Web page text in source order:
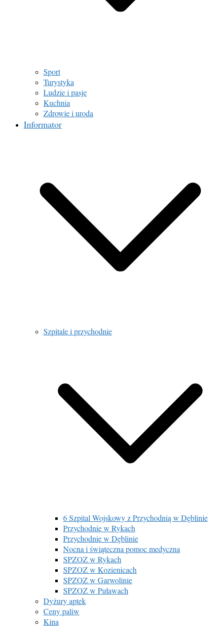
Sport
Turystyka
Ludzie i pasje
Kuchnia
Zdrowie i uroda
Informator
Szpitale i przychodnie
6 Szpital Wojskowy z Przychodnią w Dęblinie
Przychodnie w Rykach
Przychodnie w Dęblinie
Nocna i świąteczna pomoc medyczna
SPZOZ w Rykach
SPZOZ w Kozienicach
SPZOZ w Garwolinie
SPZOZ w Puławach
Dyżury aptek
Ceny paliw
Kina